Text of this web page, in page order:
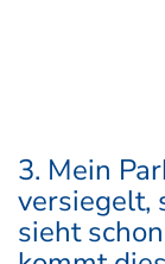
3. Mein
versiegelt,
sieht